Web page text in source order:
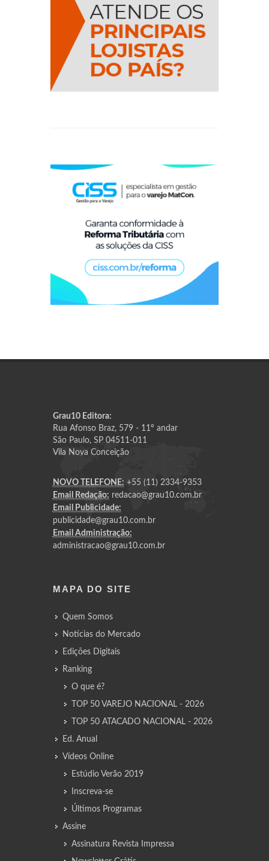
Grau10 Editora:
Rua Afonso Braz, 579 - 11º andar
São Paulo, SP 04511-011
Vila Nova Conceição
NOVO TELEFONE: +55 (11) 2334-9353
Email Redação: redacao@grau10.com.br
Email Publicidade:
publicidade@grau10.com.br
Email Administração:
administracao@grau10.com.br
MAPA DO SITE
Quem Somos
Notícias do Mercado
Edições Digitais
Ranking
O que é?
TOP 50 VAREJO NACIONAL - 2026
TOP 50 ATACADO NACIONAL - 2026
Ed. Anual
Vídeos Online
Estúdio Verão 2019
Inscreva-se
Últimos Programas
Assine
Assinatura Revista Impressa